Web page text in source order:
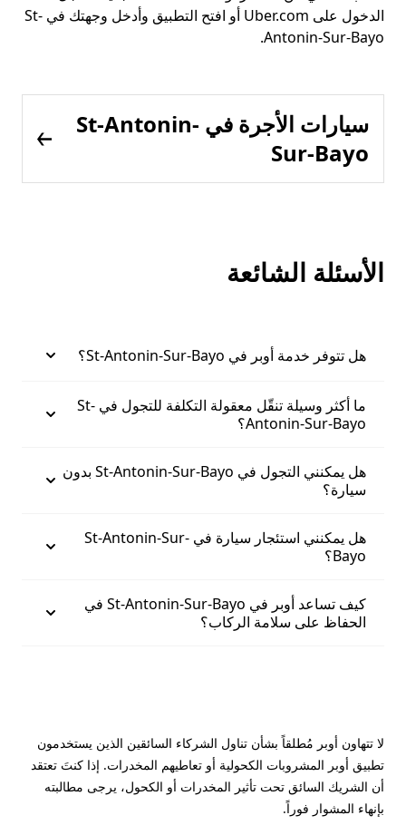
الدخول على Uber.com أو افتح التطبيق وأدخل وجهتك في St-
Antonin-Sur-Bayo.
سيارات الأجرة في St-Antonin-
Sur-Bayo
الأسئلة الشائعة
هل تتوفر خدمة أوبر في St-Antonin-Sur-Bayo؟
ما أكثر وسيلة تنقّل معقولة التكلفة للتجول في St-
Antonin-Sur-Bayo؟
هل يمكنني التجول في St-Antonin-Sur-Bayo بدون
سيارة؟
هل يمكنني استئجار سيارة في St-Antonin-Sur-
Bayo؟
كيف تساعد أوبر في St-Antonin-Sur-Bayo في
الحفاظ على سلامة الركاب؟
لا تتهاون أوبر مُطلقاً بشأن تناول الشركاء السائقين الذين يستخدمون
تطبيق أوبر المشروبات الكحولية أو تعاطيهم المخدرات. إذا كنتَ تعتقد
أن الشريك السائق تحت تأثير المخدرات أو الكحول، يرجى مطالبته
بإنهاء المشوار فوراً.